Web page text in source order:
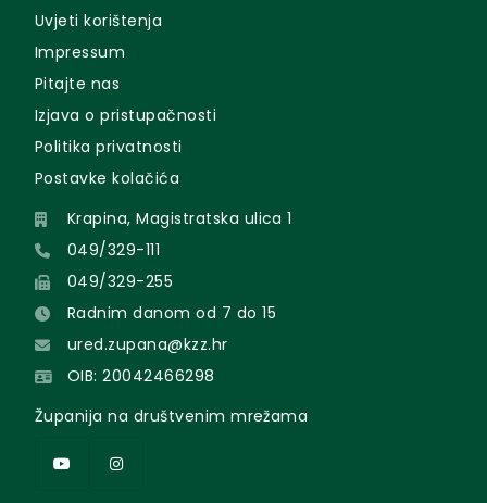
Uvjeti korištenja
Impressum
Pitajte nas
Izjava o pristupačnosti
Politika privatnosti
Postavke kolačića
Krapina, Magistratska ulica 1
049/329-111
049/329-255
Radnim danom od 7 do 15
ured.zupana@kzz.hr
OIB: 20042466298
Županija na društvenim mrežama